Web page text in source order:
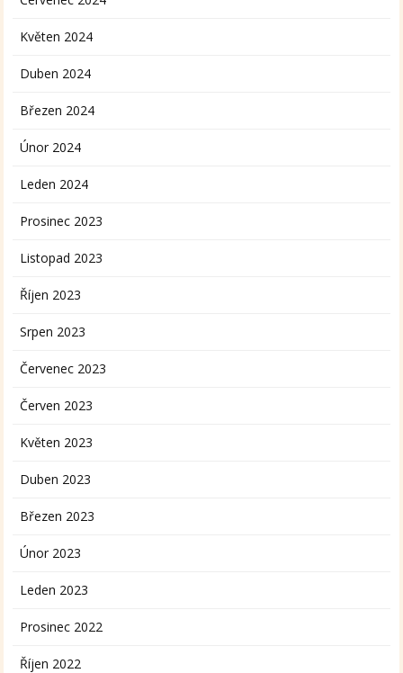
Květen 2024
Duben 2024
Březen 2024
Únor 2024
Leden 2024
Prosinec 2023
Listopad 2023
Říjen 2023
Srpen 2023
Červenec 2023
Červen 2023
Květen 2023
Duben 2023
Březen 2023
Únor 2023
Leden 2023
Prosinec 2022
Říjen 2022